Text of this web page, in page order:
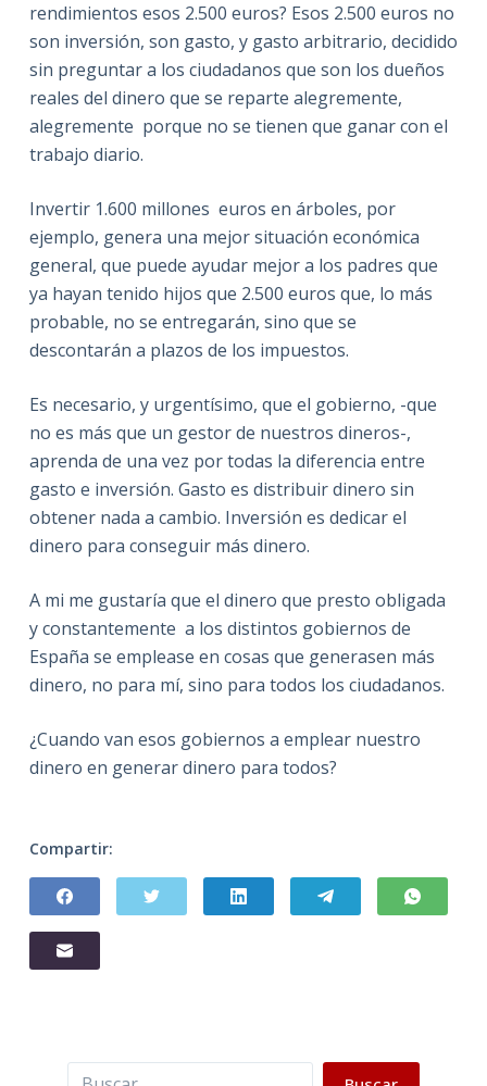
rendimientos esos 2.500 euros? Esos 2.500 euros no
son inversión, son gasto, y gasto arbitrario, decidido
sin preguntar a los ciudadanos que son los dueños
reales del dinero que se reparte alegremente,
alegremente porque no se tienen que ganar con el
trabajo diario.
Invertir 1.600 millones euros en árboles, por
ejemplo, genera una mejor situación económica
general, que puede ayudar mejor a los padres que
ya hayan tenido hijos que 2.500 euros que, lo más
probable, no se entregarán, sino que se
descontarán a plazos de los impuestos.
Es necesario, y urgentísimo, que el gobierno, -que
no es más que un gestor de nuestros dineros-,
aprenda de una vez por todas la diferencia entre
gasto e inversión. Gasto es distribuir dinero sin
obtener nada a cambio. Inversión es dedicar el
dinero para conseguir más dinero.
A mi me gustaría que el dinero que presto obligada
y constantemente a los distintos gobiernos de
España se emplease en cosas que generasen más
dinero, no para mí, sino para todos los ciudadanos.
¿Cuando van esos gobiernos a emplear nuestro
dinero en generar dinero para todos?
Compartir:
Buscar